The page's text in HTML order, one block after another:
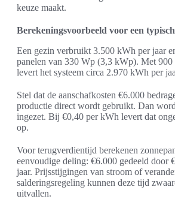
keuze maakt.
Berekeningsvoorbeeld voor een
Een gezin verbruikt 3.500 kWh per jaar
panelen van 330 Wp (3,3 kWp). Met
levert het systeem circa 2.970 kWh per
Stel dat de aanschafkosten €6.000
productie direct wordt gebruikt. Dan
ingezet. Bij €0,40 per kWh levert dat
op.
Voor terugverdientijd berekenen
eenvoudige deling: €6.000 gedeeld door
jaar. Prijsstijgingen van stroom of
salderingsregeling kunnen deze tijd
uitvallen.